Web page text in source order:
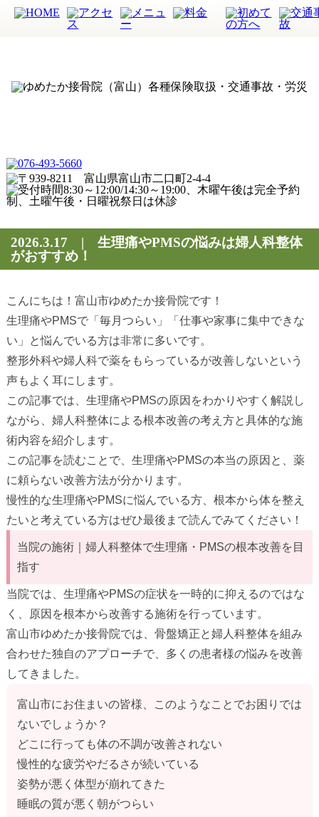
2026.3.17 | 生理痛やPMSの悩みは婦人科整体
がおすすめ！
こんにちは！富山市ゆめたか接骨院です！
生理痛やPMSで「毎月つらい」「仕事や家事に集中できな
い」と悩んでいる方は非常に多いです。
整形外科や婦人科で薬をもらっているが改善しないという
声もよく耳にします。
この記事では、生理痛やPMSの原因をわかりやすく解説し
ながら、婦人科整体による根本改善の考え方と具体的な施
術内容を紹介します。
この記事を読むことで、生理痛やPMSの本当の原因と、薬
に頼らない改善方法が分かります。
慢性的な生理痛やPMSに悩んでいる方、根本から体を整え
たいと考えている方はぜひ最後まで読んでみてください！
当院の施術｜婦人科整体で生理痛・PMSの根本改善を目
指す
当院では、生理痛やPMSの症状を一時的に抑えるのではな
く、原因を根本から改善する施術を行っています。
富山市ゆめたか接骨院では、骨盤矯正と婦人科整体を組み
合わせた独自のアプローチで、多くの患者様の悩みを改善
してきました。
富山市にお住まいの皆様、このようなことでお困りでは
ないでしょうか？
どこに行っても体の不調が改善されない
慢性的な疲労やだるさが続いている
姿勢が悪く体型が崩れてきた
睡眠の質が悪く朝がつらい